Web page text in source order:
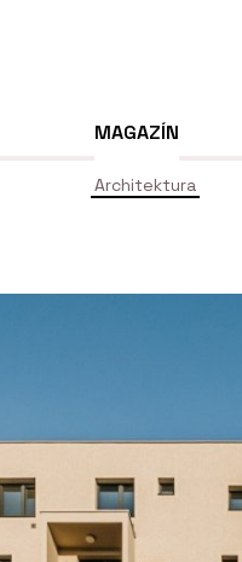
MAGAZÍN
Architektura